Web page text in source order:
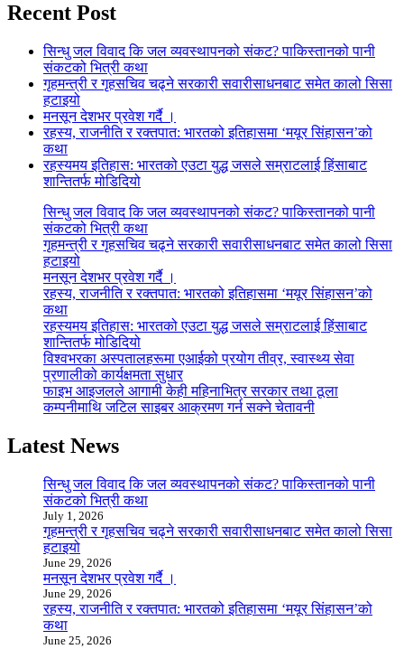
Recent Post
सिन्धु जल विवाद कि जल व्यवस्थापनको संकट? पाकिस्तानको पानी
संकटको भित्री कथा
गृहमन्त्री र गृहसचिव चढ्ने सरकारी सवारीसाधनबाट समेत कालो सिसा
हटाइयो
मनसून देशभर प्रवेश गर्दै ।
रहस्य, राजनीति र रक्तपात: भारतको इतिहासमा ‘मयूर सिंहासन’को
कथा
रहस्यमय इतिहास: भारतको एउटा युद्ध जसले सम्राटलाई हिंसाबाट
शान्तितर्फ मोडिदियो
सिन्धु जल विवाद कि जल व्यवस्थापनको संकट? पाकिस्तानको पानी
संकटको भित्री कथा
गृहमन्त्री र गृहसचिव चढ्ने सरकारी सवारीसाधनबाट समेत कालो सिसा
हटाइयो
मनसून देशभर प्रवेश गर्दै ।
रहस्य, राजनीति र रक्तपात: भारतको इतिहासमा ‘मयूर सिंहासन’को
कथा
रहस्यमय इतिहास: भारतको एउटा युद्ध जसले सम्राटलाई हिंसाबाट
शान्तितर्फ मोडिदियो
विश्वभरका अस्पतालहरूमा एआईको प्रयोग तीव्र, स्वास्थ्य सेवा
प्रणालीको कार्यक्षमता सुधार
फाइभ आइजलले आगामी केही महिनाभित्र सरकार तथा ठूला
कम्पनीमाथि जटिल साइबर आक्रमण गर्न सक्ने चेतावनी
Latest News
सिन्धु जल विवाद कि जल व्यवस्थापनको संकट? पाकिस्तानको पानी
संकटको भित्री कथा
July 1, 2026
गृहमन्त्री र गृहसचिव चढ्ने सरकारी सवारीसाधनबाट समेत कालो सिसा
हटाइयो
June 29, 2026
मनसून देशभर प्रवेश गर्दै ।
June 29, 2026
रहस्य, राजनीति र रक्तपात: भारतको इतिहासमा ‘मयूर सिंहासन’को
कथा
June 25, 2026